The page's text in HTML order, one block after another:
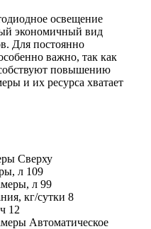
освещение
экономичный вид
Для постоянно
важно, так как
повышению
и их ресурса хватает
Сверху
л 109
л 99
кг/сутки 8
12
Автоматическое